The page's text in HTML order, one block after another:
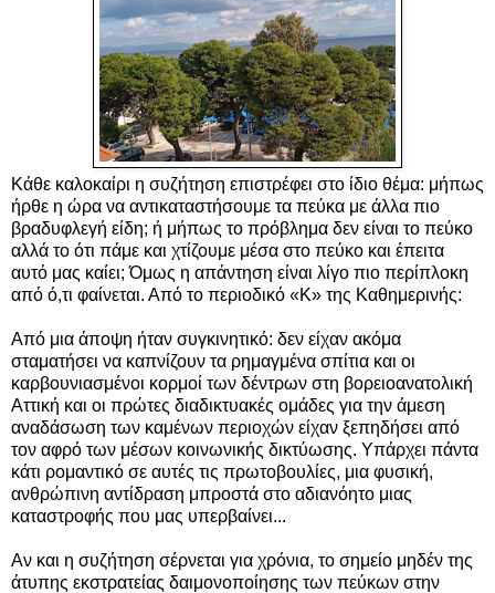
Κάθε καλοκαίρι η συζήτηση επιστρέφει στο ίδιο θέμα: μήπως
ήρθε η ώρα να αντικαταστήσουμε τα πεύκα με άλλα πιο
βραδυφλεγή είδη; ή μήπως το πρόβλημα δεν είναι το πεύκο
αλλά το ότι πάμε και χτίζουμε μέσα στο πεύκο και έπειτα
αυτό μας καίει; Όμως η απάντηση είναι λίγο πιο περίπλοκη
από ό,τι φαίνεται. Από το περιοδικό «Κ» της Καθημερινής:
Από μια άποψη ήταν συγκινητικό: δεν είχαν ακόμα
σταματήσει να καπνίζουν τα ρημαγμένα σπίτια και οι
καρβουνιασμένοι κορμοί των δέντρων στη βορειοανατολική
Αττική και οι πρώτες διαδικτυακές ομάδες για την άμεση
αναδάσωση των καμένων περιοχών είχαν ξεπηδήσει από
τον αφρό των μέσων κοινωνικής δικτύωσης. Υπάρχει πάντα
κάτι ρομαντικό σε αυτές τις πρωτοβουλίες, μια φυσική,
ανθρώπινη αντίδραση μπροστά στο αδιανόητο μιας
καταστροφής που μας υπερβαίνει...
Αν και η συζήτηση σέρνεται για χρόνια, το σημείο μηδέν της
άτυπης εκστρατείας δαιμονοποίησης των πεύκων στην